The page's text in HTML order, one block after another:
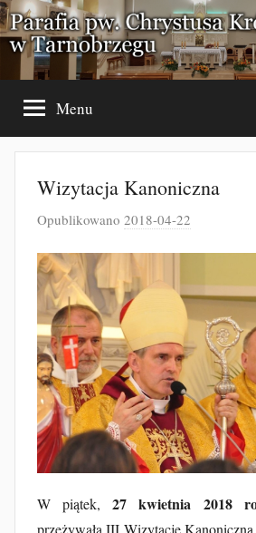
Przejdź
do
treści
Menu
Wizytacja Kanoniczna
Opublikowano 2018-04-22
e
a
u
b
F
u
t
W piątek,27 kwietnia 2018
przeżywała III Wizytację